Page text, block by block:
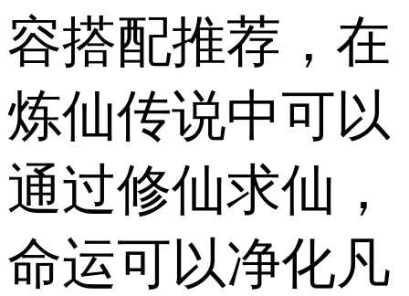
容搭配推荐，在
炼仙传说中可以
通过修仙求仙，
命运可以净化凡